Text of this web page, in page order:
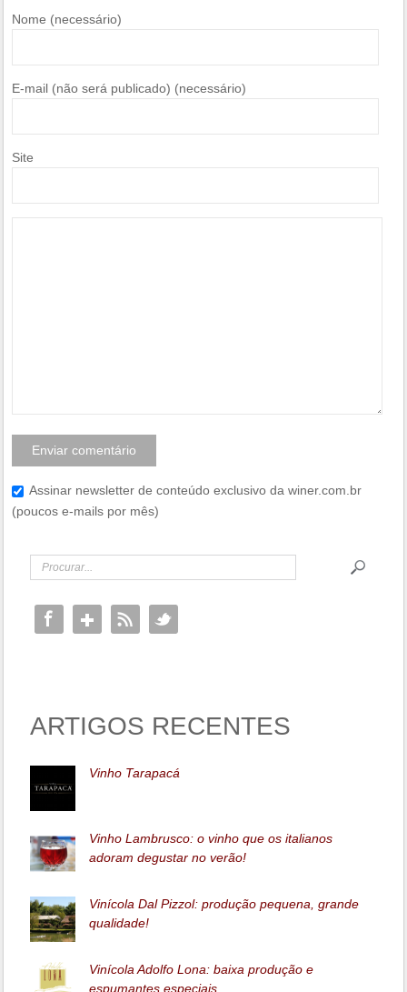
Nome (necessário)
E-mail (não será publicado) (necessário)
Site
Assinar newsletter de conteúdo exclusivo da winer.com.br
(poucos e-mails por mês)
ARTIGOS RECENTES
Vinho Tarapacá
Vinho Lambrusco: o vinho que os italianos
adoram degustar no verão!
Vinícola Dal Pizzol: produção pequena, grande
qualidade!
Vinícola Adolfo Lona: baixa produção e
espumantes especiais